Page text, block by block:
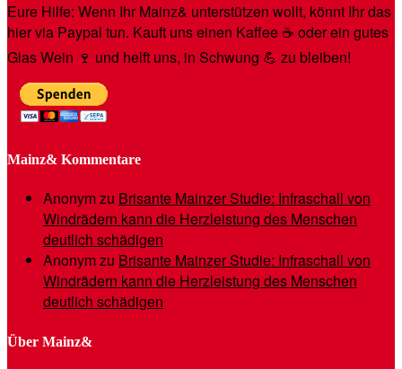
Eure Hilfe: Wenn Ihr Mainz& unterstützen wollt, könnt Ihr das
hier via Paypal tun. Kauft uns einen Kaffee ☕️ oder ein gutes
Glas Wein 🍷 und helft uns, in Schwung 💪 zu bleiben!
Mainz& Kommentare
Anonymzu Brisante Mainzer Studie: Infraschall von
Windrädern kann die Herzleistung des Menschen
deutlich schädigen
Anonymzu Brisante Mainzer Studie: Infraschall von
Windrädern kann die Herzleistung des Menschen
deutlich schädigen
Über Mainz&